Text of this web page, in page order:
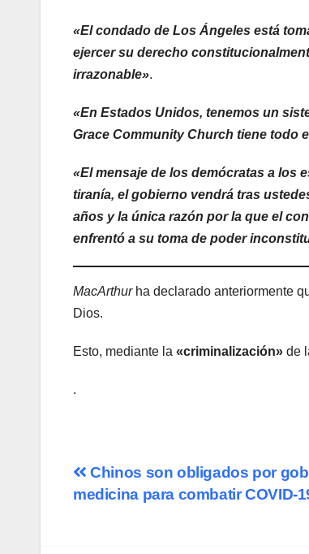
«El condado de Los Ángeles está
ejercer su derecho
irrazonable».
«En Estados Unidos, tenemos un
Grace Community Church tiene todo
«El mensaje de los demócratas a los
tiranía, el gobierno vendrá tras
años y la única razón por la que el
enfrentó a su toma de poder
MacArthurha declarado anteriormente
Dios.
Esto, mediante la «criminalización» de
.
Navegación
Chinos son obligados por
medicina para combatir COVID-